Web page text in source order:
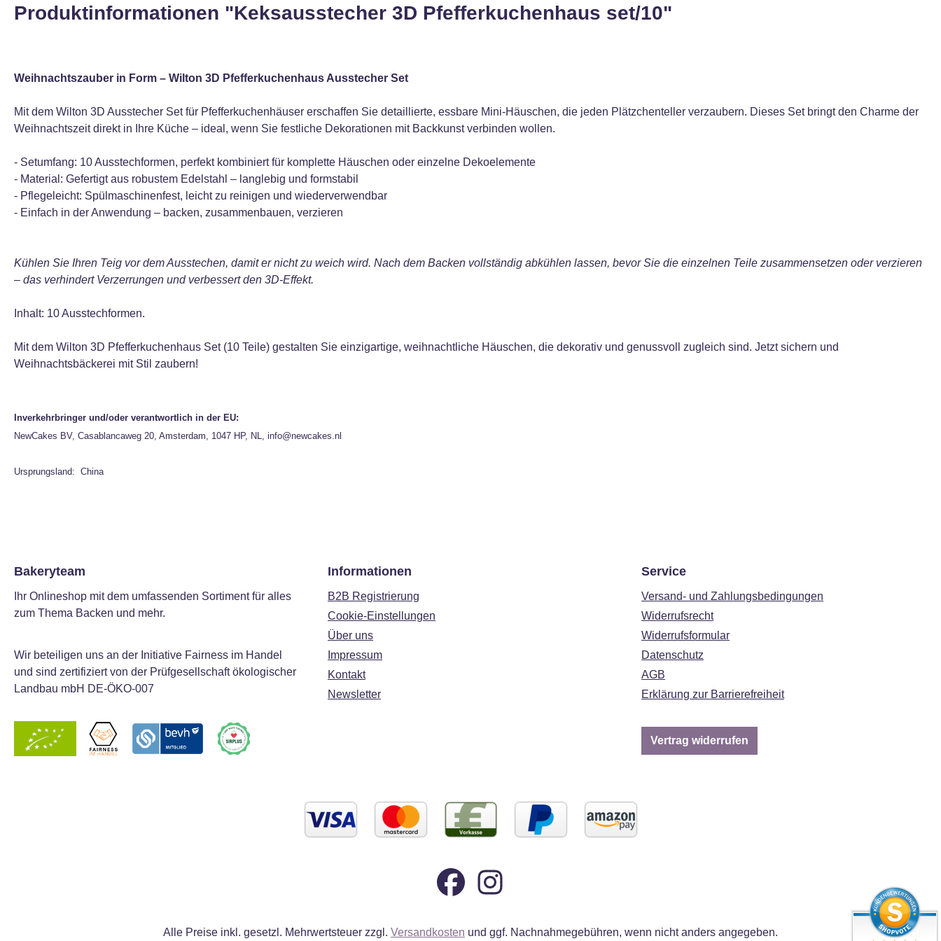
Produktinformationen "Keksausstecher 3D Pfefferkuchenhaus set/10"
Weihnachtszauber in Form – Wilton 3D Pfefferkuchenhaus Ausstecher Set
Mit dem Wilton 3D Ausstecher Set für Pfefferkuchenhäuser erschaffen Sie detaillierte, essbare Mini-Häuschen, die jeden Plätzchenteller verzaubern. Dieses Set bringt den Charme der
Weihnachtszeit direkt in Ihre Küche – ideal, wenn Sie festliche Dekorationen mit Backkunst verbinden wollen.
- Setumfang: 10 Ausstechformen, perfekt kombiniert für komplette Häuschen oder einzelne Dekoelemente
- Material: Gefertigt aus robustem Edelstahl – langlebig und formstabil
- Pflegeleicht: Spülmaschinenfest, leicht zu reinigen und wiederverwendbar
- Einfach in der Anwendung – backen, zusammenbauen, verzieren
Kühlen Sie Ihren Teig vor dem Ausstechen, damit er nicht zu weich wird. Nach dem Backen vollständig abkühlen lassen, bevor Sie die einzelnen Teile zusammensetzen oder verzieren
– das verhindert Verzerrungen und verbessert den 3D-Effekt.
Inhalt: 10 Ausstechformen.
Mit dem Wilton 3D Pfefferkuchenhaus Set (10 Teile) gestalten Sie einzigartige, weihnachtliche Häuschen, die dekorativ und genussvoll zugleich sind. Jetzt sichern und
Weihnachtsbäckerei mit Stil zaubern!
Inverkehrbringer und/oder verantwortlich in der EU:
NewCakes BV, Casablancaweg 20, Amsterdam, 1047 HP, NL, info@newcakes.nl
Ursprungsland: China
Bakeryteam
Ihr Onlineshop mit dem umfassenden Sortiment für alles
zum Thema Backen und mehr.
Wir beteiligen uns an der Initiative Fairness im Handel
und sind zertifiziert von der Prüfgesellschaft ökologischer
Landbau mbH DE-ÖKO-007
Informationen
B2B Registrierung
Cookie-Einstellungen
Über uns
Impressum
Kontakt
Newsletter
Service
Versand- und Zahlungsbedingungen
Widerrufsrecht
Widerrufsformular
Datenschutz
AGB
Erklärung zur Barrierefreiheit
Vertrag widerrufen
Alle Preise inkl. gesetzl. Mehrwertsteuer zzgl. Versandkosten und ggf. Nachnahmegebühren, wenn nicht anders angegeben.